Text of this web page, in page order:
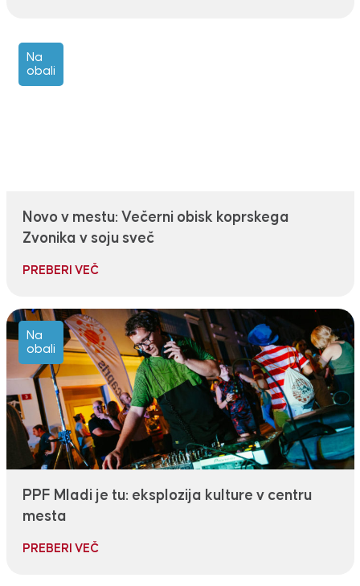
Na
obali
Novo v mestu: Večerni obisk koprskega
Zvonika v soju sveč
PREBERI VEČ
Na
obali
PPF Mladi je tu: eksplozija kulture v centru
mesta
PREBERI VEČ